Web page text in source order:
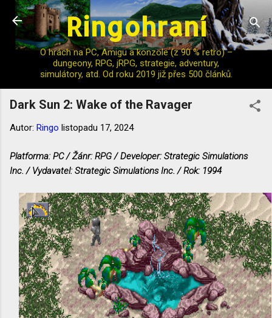
Přeskočit na hlavní obsah
Ringohraní
O hrách na PC, Amigu a konzole (z 90 % retro) –
dungeony, RPG, jRPG, strategie, adventury,
simulátory, atd. Od roku 2019 již přes 500 článků.
Dark Sun 2: Wake of the Ravager
Autor: Ringo listopadu 17, 2024
Platforma: PC / Žánr: RPG / Developer: Strategic Simulations
Inc. / Vydavatel: Strategic Simulations Inc. / Rok: 1994